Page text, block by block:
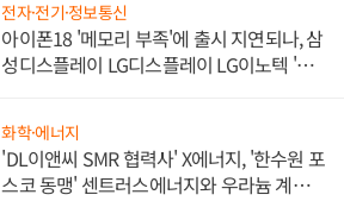
전자·전기·정보통신
아이폰18 '메모리 부족'에 출시 지연되나, 삼
성디스플레이 LG디스플레이 LG이노텍 '탈
화학·에너지
'DL이앤씨 SMR 협력사' X에너지, '한수원 포
스코 동맹' 센트러스에너지와 우라늄 계약